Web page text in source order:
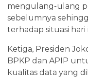
mengulang-ulang
sebelumnya
terhadap situasi
Ketiga, Presiden
BPKP dan APIP
kualitas data yang